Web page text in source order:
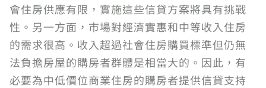
會住房供應有限，實施這些信貸方案將具有挑戰
性。另一方面，市場對經濟實惠和中等收入住房
的需求很高。收入超過社會住房購買標準但仍無
法負擔房屋的購房者群體是相當大的。因此，有
必要為中低價位商業住房的購房者提供信貸支持